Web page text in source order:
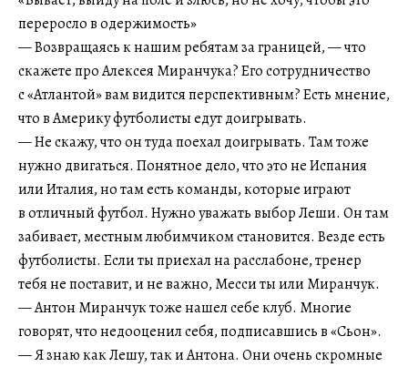
переросло в одержимость»
— Возвращаясь к нашим ребятам за границей, — что
скажете про Алексея Миранчука? Его сотрудничество
с «Атлантой» вам видится перспективным? Есть мнение,
что в Америку футболисты едут доигрывать.
— Не скажу, что он туда поехал доигрывать. Там тоже
нужно двигаться. Понятное дело, что это не Испания
или Италия, но там есть команды, которые играют
в отличный футбол. Нужно уважать выбор Леши. Он там
забивает, местным любимчиком становится. Везде есть
футболисты. Если ты приехал на расслабоне, тренер
тебя не поставит, и не важно, Месси ты или Миранчук.
— Антон Миранчук тоже нашел себе клуб. Многие
говорят, что недооценил себя, подписавшись в «Сьон».
— Я знаю как Лешу, так и Антона. Они очень скромные